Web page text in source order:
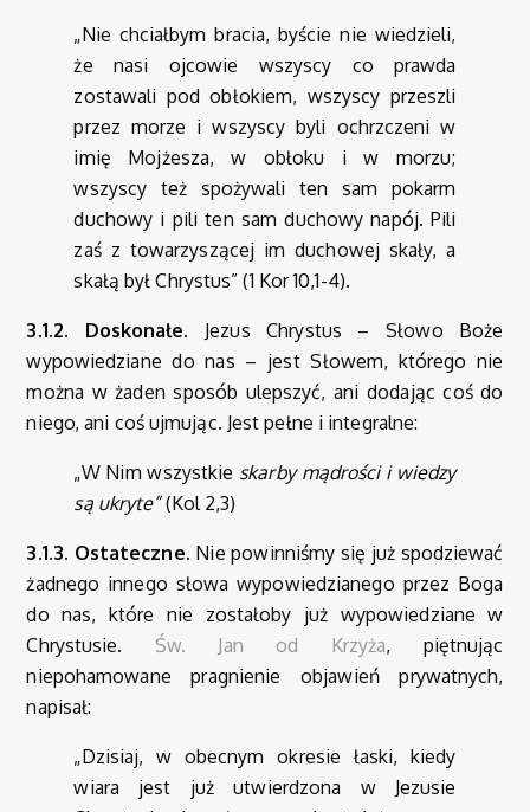
„Nie chciałbym bracia, byście nie wiedzieli,
że nasi ojcowie wszyscy co prawda
zostawali pod obłokiem, wszyscy przeszli
przez morze i wszyscy byli ochrzczeni w
imię Mojżesza, w obłoku i w morzu;
wszyscy też spożywali ten sam pokarm
duchowy i pili ten sam duchowy napój. Pili
zaś z towarzyszącej im duchowej skały, a
skałą był Chrystus” (1 Kor 10,1-4).
3.1.2. Doskonałe. Jezus Chrystus – Słowo Boże
wypowiedziane do nas – jest Słowem, którego nie
można w żaden sposób ulepszyć, ani dodając coś do
niego, ani coś ujmując. Jest pełne i integralne:
„W Nim wszystkie skarby mądrości i wiedzy
są ukryte”(Kol 2,3)
3.1.3. Ostateczne. Nie powinniśmy się już spodziewać
żadnego innego słowa wypowiedzianego przez Boga
do nas, które nie zostałoby już wypowiedziane w
Chrystusie. Św. Jan od Krzyża, piętnując
niepohamowane pragnienie objawień prywatnych,
napisał:
„Dzisiaj, w obecnym okresie łaski, kiedy
wiara jest już utwierdzona w Jezusie